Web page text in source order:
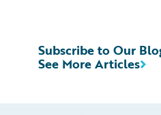
See More Articles
Subscribe to Our